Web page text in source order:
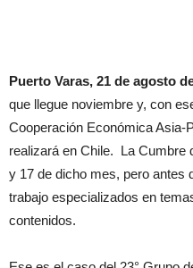
Puerto Varas, 21 de agosto
que llegue noviembre y, con
Cooperación Económica
realizará en Chile. ​ La
y 17 de dicho mes, pero antes
trabajo especializados en
contenidos.